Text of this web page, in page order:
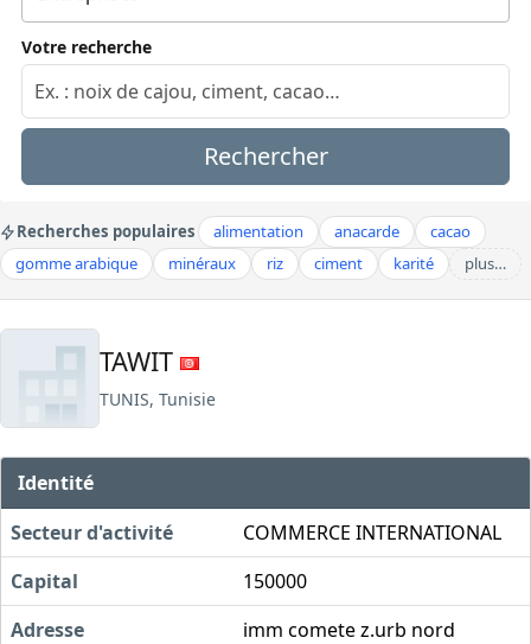
Votre recherche
Rechercher
Recherches populaires alimentation anacarde
cacao
gomme arabique
minéraux riz ciment karité plus…
TAWIT
TUNIS, Tunisie
Identité
Secteur d'activité
COMMERCE INTERNATIONAL
Capital
150000
Adresse
imm comete z.urb nord